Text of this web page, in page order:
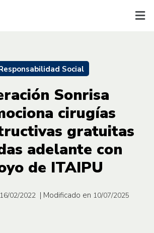
Social
Sonrisa
cirugías
gratuitas
adelante con
de ITAIPU
16/02/2022 | Modificado en 10/07/2025